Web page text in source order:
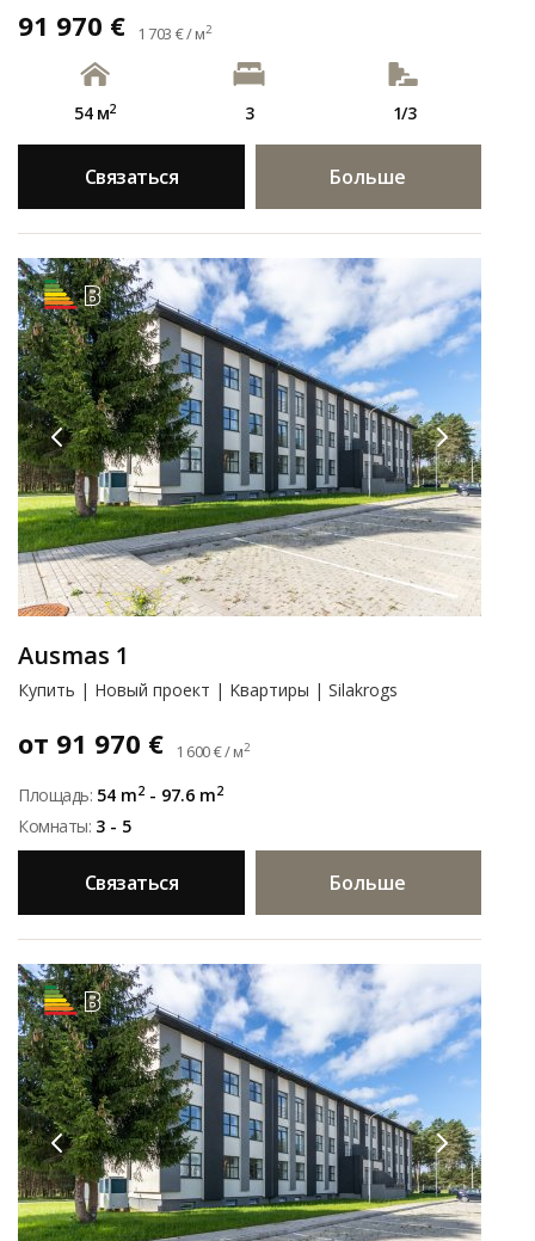
91 970 € 1 703 € / м2
54 м2 3 1/3
Связаться Больше
B
Ausmas 1
Купить | Новый проект | Kвартиры | Silakrogs
от 91 970 € 1 600 € / м2
Площадь: 54 m2- 97.6 m2
Комнаты: 3 - 5
Связаться Больше
B